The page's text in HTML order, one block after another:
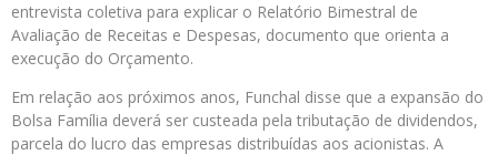
entrevista coletiva para explicar o Relatório Bimestral de
Avaliação de Receitas e Despesas, documento que orienta a
execução do Orçamento.
Em relação aos próximos anos, Funchal disse que a expansão do
Bolsa Família deverá ser custeada pela tributação de dividendos,
parcela do lucro das empresas distribuídas aos acionistas. A